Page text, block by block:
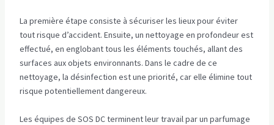
La première étape consiste à sécuriser les lieux pour éviter
tout risque d’accident. Ensuite, un nettoyage en profondeur est
effectué, en englobant tous les éléments touchés, allant des
surfaces aux objets environnants. Dans le cadre de ce
nettoyage, la désinfection est une priorité, car elle élimine tout
risque potentiellement dangereux.
Les équipes de SOS DC terminent leur travail par un parfumage